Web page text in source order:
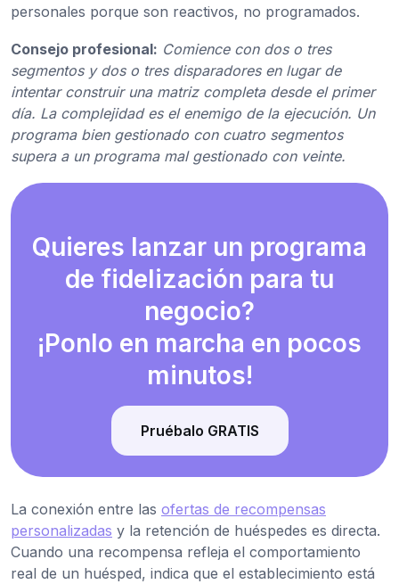
personales porque son reactivos, no programados.
Consejo profesional: Comience con dos o tres
segmentos y dos o tres disparadores en lugar de
intentar construir una matriz completa desde el primer
día. La complejidad es el enemigo de la ejecución. Un
programa bien gestionado con cuatro segmentos
supera a un programa mal gestionado con veinte.
Quieres lanzar un programa
de fidelización para tu
negocio?
¡Ponlo en marcha en pocos
minutos!
Pruébalo GRATIS
La conexión entre las ofertas de recompensas
personalizadas y la retención de huéspedes es directa.
Cuando una recompensa refleja el comportamiento
real de un huésped, indica que el establecimiento está